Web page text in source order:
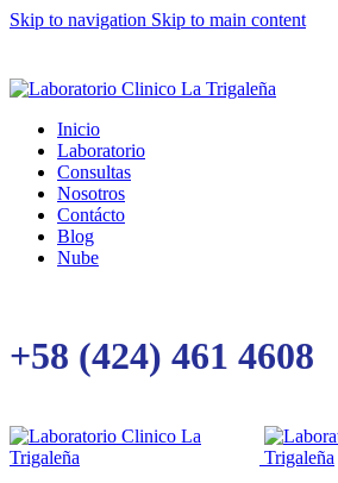
Skip to navigation Skip to main content
Inicio
Laboratorio
Consultas
Nosotros
Contácto
Blog
Nube
+58 (424) 461 4608